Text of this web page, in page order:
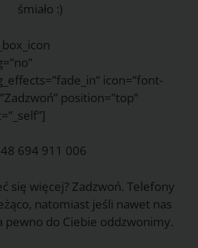
śmiało :)
icon=”font-
position=”top”
694 911 006
się więcej? Zadzwoń. Telefony
natomiast jeśli nawet nas
pewno do Ciebie oddzwonimy.